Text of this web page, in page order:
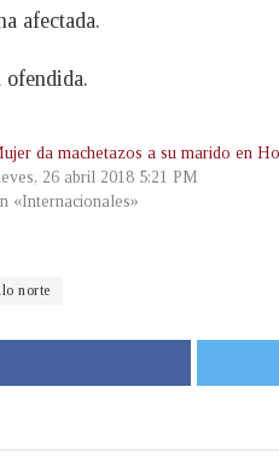
afectada.
ofendida.
da machetazos a su marido en
26 abril 2018 5:21 PM
«Internacionales»
norte